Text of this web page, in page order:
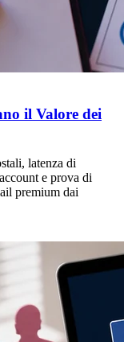
il Valore dei
latenza di
e prova di
premium dai